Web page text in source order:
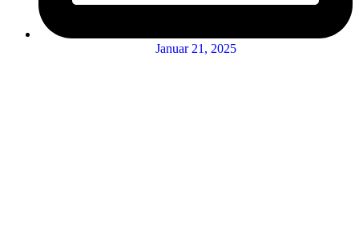
Januar 21, 2025